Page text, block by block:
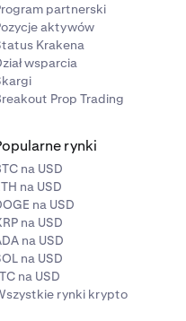
partnerski
aktywów
Krakena
wsparcia
Prop Trading
rynki
na USD
na USD
na USD
na USD
na USD
na USD
na USD
rynki krypto